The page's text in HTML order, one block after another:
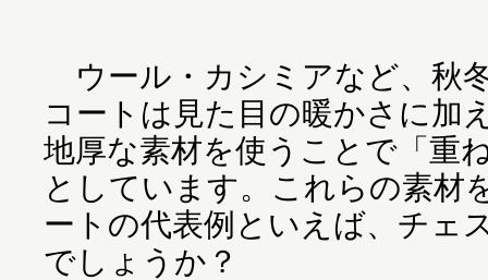
ウール・カシミアなど、秋
コートは見た目の暖かさに加
地厚な素材を使うことで「重
としています。これらの素材
ートの代表例といえば、チェ
でしょうか？